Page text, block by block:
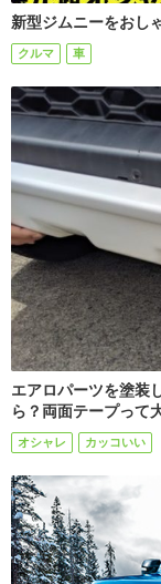
新型ジムニーをおし
クルマ 車
エアロパーツを塗装
ら？両面テープって
オシャレ カッコいい